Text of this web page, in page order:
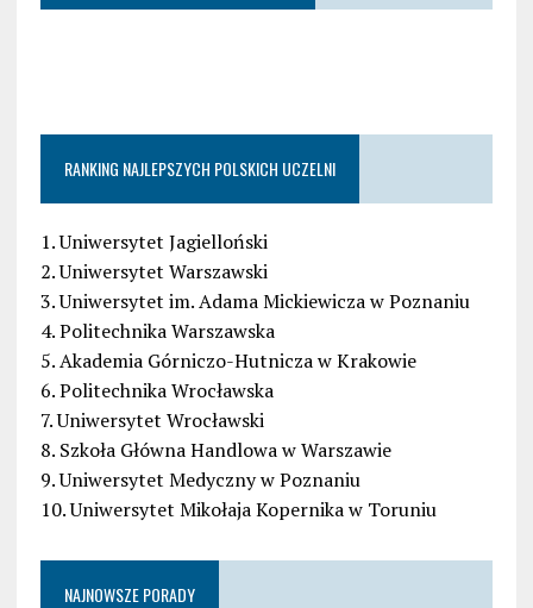
RANKING NAJLEPSZYCH POLSKICH UCZELNI
1. Uniwersytet Jagielloński
2. Uniwersytet Warszawski
3. Uniwersytet im. Adama Mickiewicza w Poznaniu
4. Politechnika Warszawska
5. Akademia Górniczo-Hutnicza w Krakowie
6. Politechnika Wrocławska
7. Uniwersytet Wrocławski
8. Szkoła Główna Handlowa w Warszawie
9. Uniwersytet Medyczny w Poznaniu
10. Uniwersytet Mikołaja Kopernika w Toruniu
NAJNOWSZE PORADY